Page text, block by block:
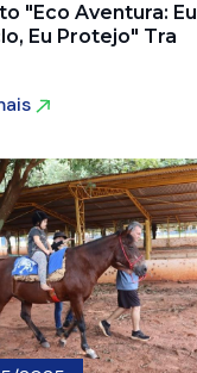
"Eco Aventura: Eu
Eu Protejo" Tra